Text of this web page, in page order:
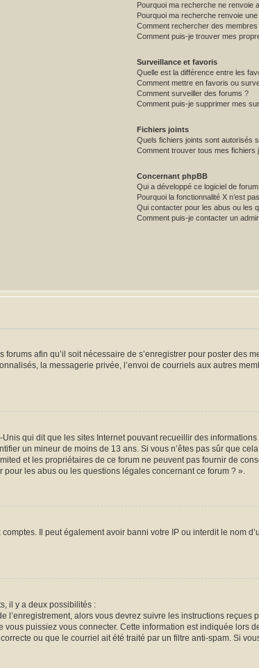
Pourquoi ma recherche ne renvoie
Pourquoi ma recherche renvoie
Comment rechercher des membres
Comment puis-je trouver mes
Surveillance et favoris
Quelle est la différence entre les
Comment mettre en favoris ou
Comment surveiller des forums ?
Comment puis-je supprimer mes
Fichiers joints
Quels fichiers joints sont autorisés
Comment trouver tous mes fichiers
Concernant phpBB
Qui a développé ce logiciel de
Pourquoi la fonctionnalité X n’est
Qui contacter pour les abus ou les
Comment puis-je contacter un
afin qu’il soit nécessaire de s’enregistrer pour poster des
la messagerie privée, l’envoi de courriels aux autres
qui dit que les sites Internet pouvant recueillir des
un mineur de moins de 13 ans. Si vous n’êtes pas sûr que
et les propriétaires de ce forum ne peuvent pas fournir de
les abus ou les questions légales concernant ce forum ? ».
Il peut également avoir banni votre IP ou interdit le nom
il y a deux possibilités :
l’enregistrement, alors vous devrez suivre les instructions
puissiez vous connecter. Cette information est indiquée lors
ou que le courriel ait été traité par un filtre anti-spam. Si